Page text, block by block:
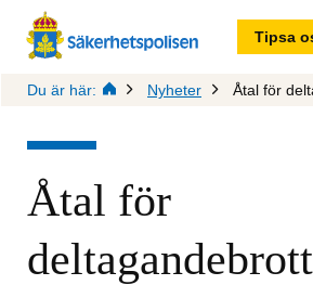
Tipsa
Du är här: Nyheter Åtal för
Åtal för
deltagandebrott